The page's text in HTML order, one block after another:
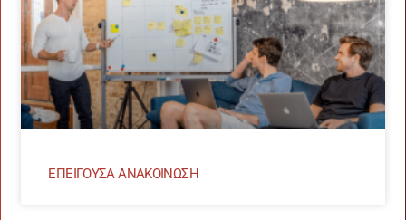
ΕΠΕΙΓΟΥΣΑ ΑΝΑΚΟΙΝΩΣΗ